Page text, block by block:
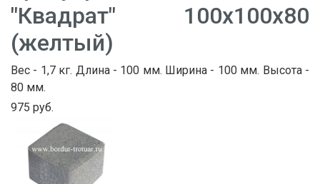
"Квадрат" 100х100х80
(желтый)
Вес - 1,7 кг. Длина - 100 мм. Ширина - 100 мм. Высота -
80 мм.
975 руб.